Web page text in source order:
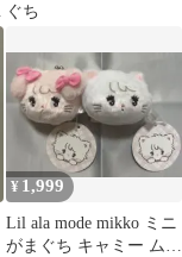
ぐち
¥ 1,999
Lil ala mode mikko ミニ
がまぐち キャミー ムー